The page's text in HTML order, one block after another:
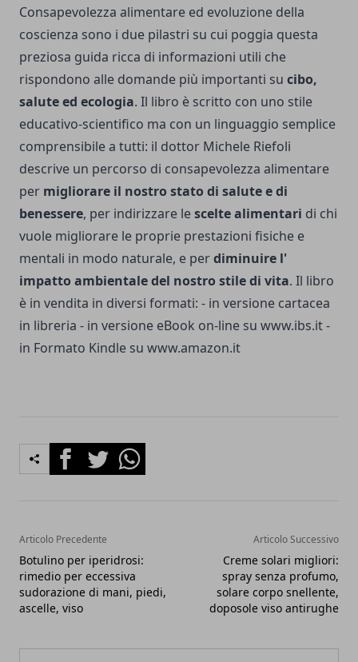
Consapevolezza alimentare ed evoluzione della
coscienza sono i due pilastri su cui poggia questa
preziosa guida ricca di informazioni utili che
rispondono alle domande più importanti su cibo,
salute ed ecologia. Il libro è scritto con uno stile
educativo-scientifico ma con un linguaggio semplice
comprensibile a tutti: il dottor Michele Riefoli
descrive un percorso di consapevolezza alimentare
per migliorare il nostro stato di salute e di
benessere, per indirizzare lescelte alimentari di chi
vuole migliorare le proprie prestazioni fisiche e
mentali in modo naturale, e perdiminuire l'
impatto ambientale del nostro stile di vita. Il libro
è in vendita in diversi formati: - in versione cartacea
in libreria - in versione eBook on-line su www.ibs.it -
in Formato Kindle su www.amazon.it
FacebookTwitterWhatsapp
Articolo Precedente
Botulino per iperidrosi:
rimedio per eccessiva
sudorazione di mani, piedi,
ascelle, viso
Articolo Successivo
Creme solari migliori:
spray senza profumo,
solare corpo snellente,
doposole viso antirughe